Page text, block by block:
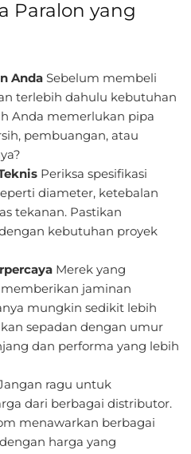
Paralon yang
Anda Sebelum membeli
terlebih dahulu kebutuhan
Anda memerlukan pipa
pembuangan, atau
Periksa spesifikasi
diameter, ketebalan
tekanan. Pastikan
kebutuhan proyek
Merek yang
jaminan
mungkin sedikit lebih
sepadan dengan umur
dan performa yang lebih
ragu untuk
dari berbagai distributor.
menawarkan berbagai
harga yang